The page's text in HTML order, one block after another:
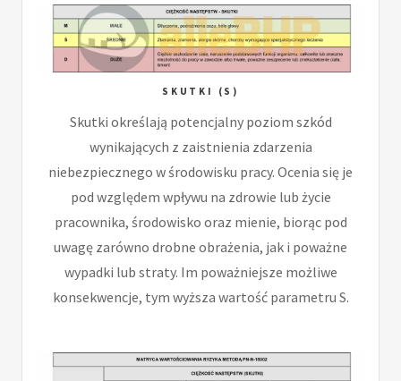
SKUTKI (S)
Skutki określają potencjalny poziom szkód
wynikających z zaistnienia zdarzenia
niebezpiecznego w środowisku pracy. Ocenia się je
pod względem wpływu na zdrowie lub życie
pracownika, środowisko oraz mienie, biorąc pod
uwagę zarówno drobne obrażenia, jak i poważne
wypadki lub straty. Im poważniejsze możliwe
konsekwencje, tym wyższa wartość parametru S.